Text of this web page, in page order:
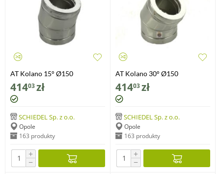
AT Kolano 15° Ø150
41403zł
SCHIEDEL Sp. z o.o.
Opole
163 produkty
+
−
AT Kolano 30° Ø150
41403zł
SCHIEDEL Sp. z o.o.
Opole
163 produkty
+
−